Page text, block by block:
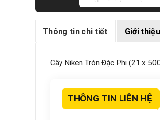
Thông tin chi tiết Giới thiệu
Cây Niken Tròn Đặc Phi (21 x
THÔNG TIN LIÊN HỆ